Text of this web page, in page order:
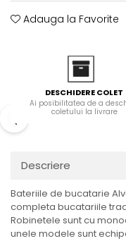
Domino( seturi
Plite cu hota integrata
Adauga la Favorite
DESCHIDERE COLET
Ai posibilitatea de a
coletului la livrare
Descriere
Bateriile de bucatarie
completa bucatariile
Robinetele sunt cu
unele modele sunt